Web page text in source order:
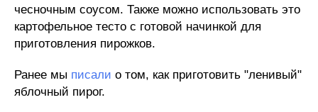
чесночным соусом. Также можно использовать это
картофельное тесто с готовой начинкой для
приготовления пирожков.
Ранее мы писали о том, как приготовить "ленивый"
яблочный пирог.